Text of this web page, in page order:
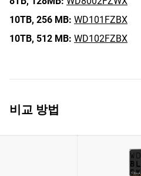
10TB, 256 MB: WD101FZBX
10TB, 512 MB: WD102FZBX
비교 방법